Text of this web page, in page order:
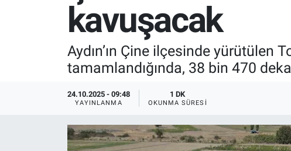
kavuşacak
Aydın’ın Çine ilçesinde yürütülen
tamamlandığında, 38 bin 470
24.10.2025 - 09:48
YAYINLANMA
1 DK
OKUNMA SÜRESI
RESMİ İLANLAR